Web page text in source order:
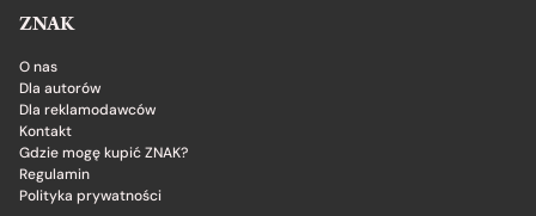
ZNAK
O nas
Dla autorów
Dla reklamodawców
Kontakt
Gdzie mogę kupić ZNAK?
Regulamin
Polityka prywatności